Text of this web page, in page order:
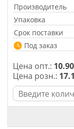
Производитель
Упаковка
Срок поставки
Под заказ
Цена опт.:
Цена розн.: